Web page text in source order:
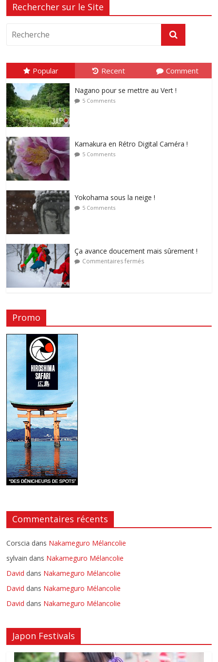
Rechercher sur le Site
Popular Recent Comment
Nagano pour se mettre au Vert !
5 Comments
Kamakura en Rétro Digital Caméra !
5 Comments
Yokohama sous la neige !
5 Comments
Ça avance doucement mais sûrement !
Commentaires fermés
Promo
Commentaires récents
Corscia dans Nakameguro Mélancolie
sylvain dans Nakameguro Mélancolie
David dans Nakameguro Mélancolie
David dans Nakameguro Mélancolie
David dans Nakameguro Mélancolie
Japon Festivals